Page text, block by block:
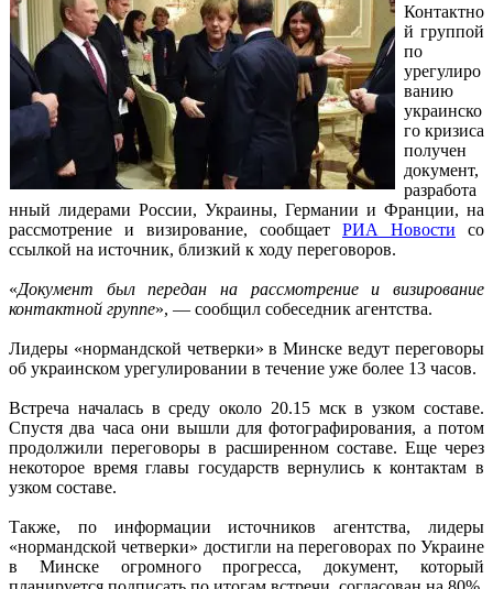
Контактно
й группой
по
урегулиро
ванию
украинско
го кризиса
получен
документ,
разработа
нный лидерами России, Украины, Германии и Франции, на
рассмотрение и визирование, сообщает РИА Новости со
ссылкой на источник, близкий к ходу переговоров.
«Документ был передан на рассмотрение и визирование
контактной группе», — сообщил собеседник агентства.
Лидеры «нормандской четверки» в Минске ведут переговоры
об украинском урегулировании в течение уже более 13 часов.
Встреча началась в среду около 20.15 мск в узком составе.
Спустя два часа они вышли для фотографирования, а потом
продолжили переговоры в расширенном составе. Еще через
некоторое время главы государств вернулись к контактам в
узком составе.
Также, по информации источников агентства, лидеры
«нормандской четверки» достигли на переговорах по Украине
в Минске огромного прогресса, документ, который